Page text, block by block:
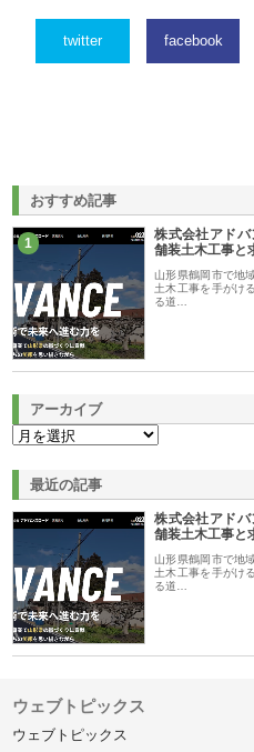
twitter facebook
おすすめ記事
1
株式会社アド
舗装土木工事と
山形県鶴岡市で地
土木工事を手がけ
る道…
アーカイブ
最近の記事
株式会社アド
舗装土木工事と
山形県鶴岡市で地
土木工事を手がけ
る道…
ウェブトピックス
ウェブトピックス